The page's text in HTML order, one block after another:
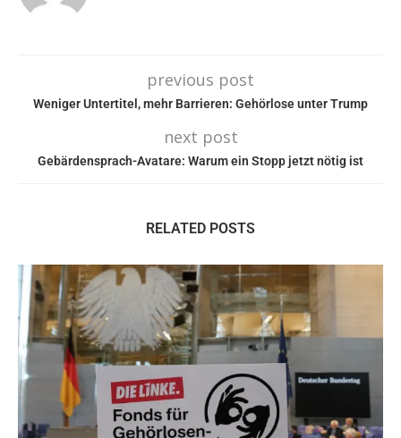
previous post
Weniger Untertitel, mehr Barrieren: Gehörlose unter Trump
next post
Gebärdensprach-Avatare: Warum ein Stopp jetzt nötig ist
RELATED POSTS